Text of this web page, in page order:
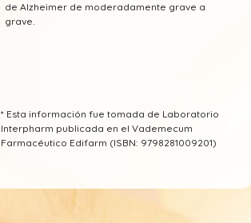
de Alzheimer de moderadamente grave a
grave.
* Esta información fue tomada de Laboratorio
Interpharm publicada en el Vademecum
Farmacéutico Edifarm (ISBN: 9798281009201)